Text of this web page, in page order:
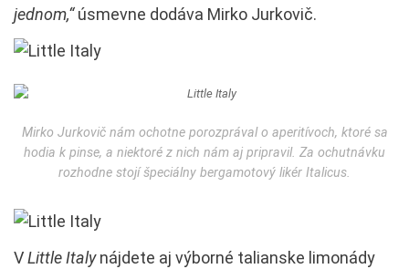
jednom,“úsmevne dodáva Mirko Jurkovič.
Mirko Jurkovič nám ochotne porozprával o aperitívoch, ktoré sa
hodia k pinse, a niektoré z nich nám aj pripravil. Za ochutnávku
rozhodne stojí špeciálny bergamotový likér Italicus.
VLittle Italynájdete aj výborné talianske limonády